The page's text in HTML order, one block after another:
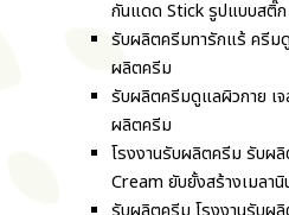
กันแดด Stick รูปแบบสติ๊ก
รับผลิตครีมทารักแร้ ครีม
ผลิตครีม
รับผลิตครีมดูแลผิวกาย เจ
ผลิตครีม
โรงงานรับผลิตครีม รับผ
Cream ยับยั้งสร้างเมลานิ